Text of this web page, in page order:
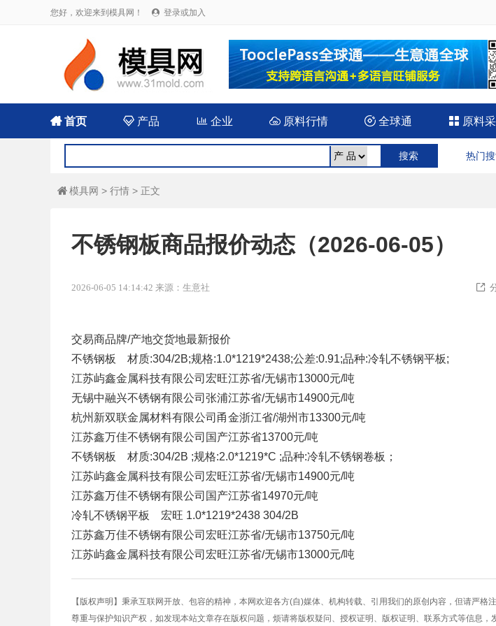
您好，欢迎来到模具网！  登录或加入
首页  产品 企业 原料行情  全球通  原料
热门
 模具网 > 行情 > 正文
不锈钢板商品报价动态（2026-06-05）
2026-06-05 14:14:42 来源：生意社 
交易商品牌/产地交货地最新报价
不锈钢板 材质:304/2B;规格:1.0*1219*2438;公差:0.91;品种:冷轧不锈钢平板;
江苏屿鑫金属科技有限公司 宏旺江苏省/无锡市13000元/吨
无锡中融兴不锈钢有限公司 张浦江苏省/无锡市14900元/吨
杭州新双联金属材料有限公司 甬金浙江省/湖州市13300元/吨
江苏鑫万佳不锈钢有限公司 国产江苏省13700元/吨
不锈钢板 材质:304/2B ;规格:2.0*1219*C ;品种:冷轧不锈钢卷板；
江苏屿鑫金属科技有限公司 宏旺江苏省/无锡市14900元/吨
江苏鑫万佳不锈钢有限公司 国产江苏省14970元/吨
冷轧不锈钢平板 宏旺 1.0*1219*2438 304/2B
江苏鑫万佳不锈钢有限公司 宏旺江苏省/无锡市13750元/吨
江苏屿鑫金属科技有限公司 宏旺江苏省/无锡市13000元/吨
【版权声明】秉承互联网开放、包容的精神，本网欢迎各方(自)媒体、机构转载、引用我们的原创内容，但请严格
尊重与保护知识产权，如发现本站文章存在版权问题，烦请将版权疑问、授权证明、版权证明、联系方式等信息，